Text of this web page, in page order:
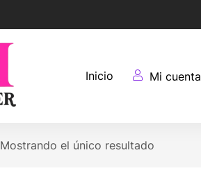
Inicio Mi cuenta
Mostrando el único resultado